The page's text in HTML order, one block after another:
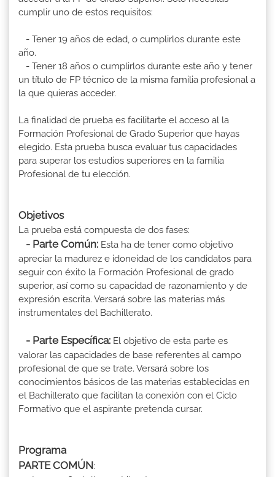
cumplir uno de estos requisitos:
- Tener 19 años de edad, o cumplirlos durante este
año.
- Tener 18 años o cumplirlos durante este año y tener
un título de FP técnico de la misma familia profesional a
la que quieras acceder.
La finalidad de prueba es facilitarte el acceso al la
Formación Profesional de Grado Superior que hayas
elegido. Esta prueba busca evaluar tus capacidades
para superar los estudios superiores en la familia
Profesional de tu elección.
Objetivos
La prueba está compuesta de dos fases:
- Parte Común: Esta ha de tener como objetivo
apreciar la madurez e idoneidad de los candidatos para
seguir con éxito la Formación Profesional de grado
superior, así como su capacidad de razonamiento y de
expresión escrita. Versará sobre las materias más
instrumentales del Bachillerato.
- Parte Específica: El objetivo de esta parte es
valorar las capacidades de base referentes al campo
profesional de que se trate. Versará sobre los
conocimientos básicos de las materias establecidas en
el Bachillerato que facilitan la conexión con el Ciclo
Formativo que el aspirante pretenda cursar.
Programa
PARTE COMÚN: